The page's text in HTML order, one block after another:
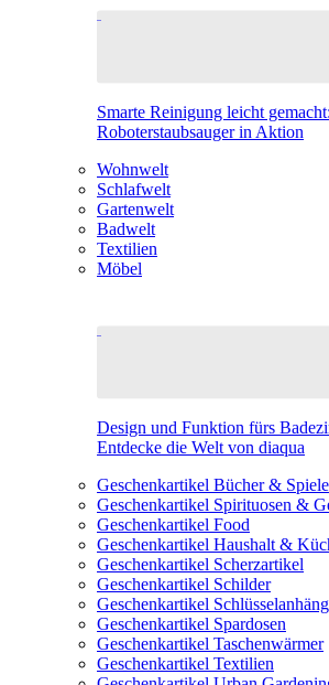
Smarte Reinigung leicht
Roboterstaubsauger in Aktion
Wohnwelt
Schlafwelt
Gartenwelt
Badwelt
Textilien
Möbel
Design und Funktion fürs
Entdecke die Welt von diaqua
Geschenkartikel Bücher & Spiele
Geschenkartikel Spirituosen &
Geschenkartikel Food
Geschenkartikel Haushalt &
Geschenkartikel Scherzartikel
Geschenkartikel Schilder
Geschenkartikel
Geschenkartikel Spardosen
Geschenkartikel Taschenwärmer
Geschenkartikel Textilien